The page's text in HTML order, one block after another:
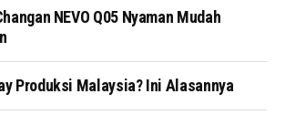
NEVO Q05 Nyaman Mudah
Produksi Malaysia? Ini Alasannya